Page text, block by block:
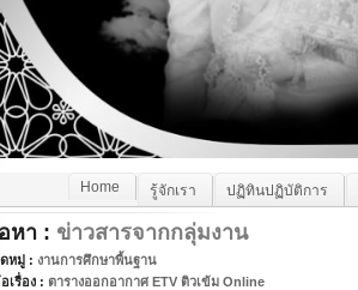
Home รู้จักเรา ปฏิทินปฏิบัติการ
หา : ข่าวสารจากกลุ่มงาน
หมู่ : งานการศึกษาพื้นฐาน
เรื่อง : ตารางออกอากาศ ETV ติวเข้ม Online